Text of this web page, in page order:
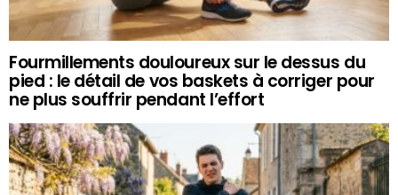
Fourmillements douloureux sur le dessus du
pied : le détail de vos baskets à corriger pour
ne plus souffrir pendant l’effort